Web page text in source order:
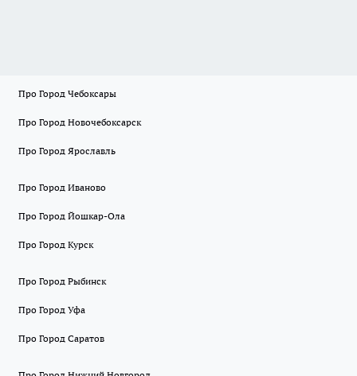
Про Город Чебоксары
Про Город Новочебоксарск
Про Город Ярославль
Про Город Иваново
Про Город Йошкар-Ола
Про Город Курск
Про Город Рыбинск
Про Город Уфа
Про Город Саратов